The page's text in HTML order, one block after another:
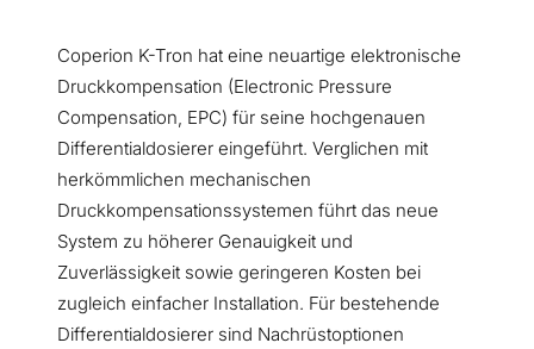
Coperion K-Tron hat eine neuartige elektronische
Druckkompensation (Electronic Pressure
Compensation, EPC) für seine hochgenauen
Differentialdosierer eingeführt. Verglichen mit
herkömmlichen mechanischen
Druckkompensationssystemen führt das neue
System zu höherer Genauigkeit und
Zuverlässigkeit sowie geringeren Kosten bei
zugleich einfacher Installation. Für bestehende
Differentialdosierer sind Nachrüstoptionen